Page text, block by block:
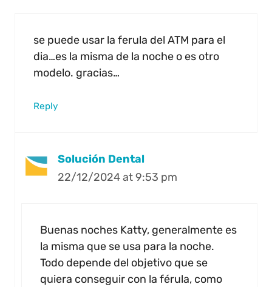
se puede usar la ferula del ATM para el
dia…es la misma de la noche o es otro
modelo. gracias…
Reply
Solución Dental
22/12/2024 at 9:53 pm
Buenas noches Katty, generalmente es
la misma que se usa para la noche.
Todo depende del objetivo que se
quiera conseguir con la férula, como